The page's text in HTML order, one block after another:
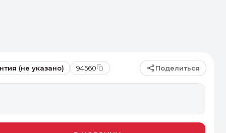
Поделиться
(не указано) 94560